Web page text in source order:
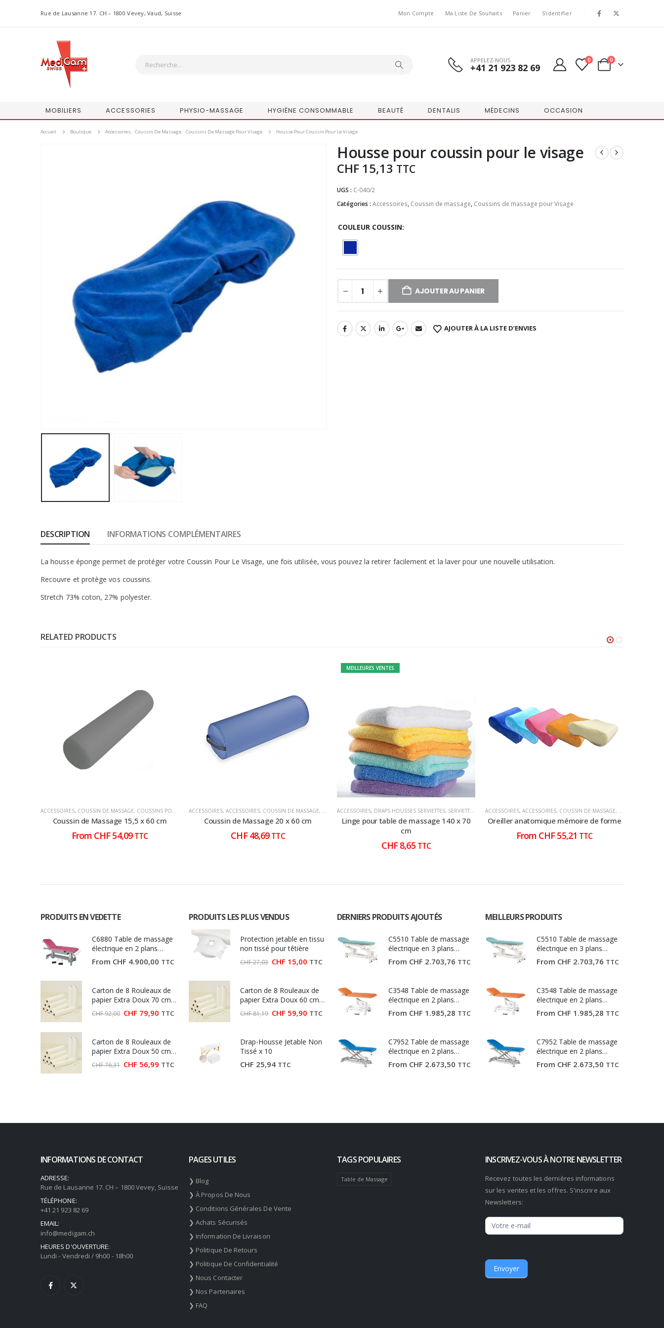
Rue de Lausanne 17. CH – 1800 Vevey, Vaud, Suisse Mon Compte Ma Liste De Souhaits Panier S'identifier
APPELEZ-NOUS
+41 21 923 82 69
0 0
MOBILIERS ACCESSORIES PHYSIO-MASSAGE HYGIÈNE CONSOMMABLE BEAUTÉ DENTALIS MÉDECINS OCCASION
Accueil Boutique Accessoires, Coussin De Massage, Coussins De Massage Pour Visage Housse Pour Coussin Pour Le Visage
Housse pour coussin pour le visage
CHF 15,13 TTC
UGS : C-040/2
Catégories : Accessoires, Coussin de massage, Coussins de massage pour Visage
COULEUR COUSSIN
AJOUTER AU PANIER
AJOUTER À LA LISTE D’ENVIES
DESCRIPTION INFORMATIONS COMPLÉMENTAIRES
La housse éponge permet de protéger votre Coussin Pour Le Visage, une fois utilisée, vous pouvez la retirer facilement et la laver pour une nouvelle utilisation.
Recouvre et protège vos coussins.
Stretch 73% coton, 27% polyester.
RELATED PRODUCTS
ACCESSOIRES, COUSSIN DE MASSAGE, COUSSINS POUR TABLE DE MASSAGE
Coussin de Massage 15,5 x 60 cm
From CHF54,09 TTC
ACCESSOIRES, ACCESSOIRES, COUSSIN DE MASSAGE, COUSSINS DE TABLE ,COUSSINS POUR TABLE DE MASSAGE,MÉDECINS
Coussin de Massage 20 x 60 cm
CHF48,69 TTC
MEILLEURES VENTES
ACCESSOIRES, DRAPS HOUSSES SERVIETTES, SERVIETTES ET LINGES
Linge pour table de massage 140 x 70
cm
CHF8,65 TTC
ACCESSOIRES, ACCESSOIRES, COUSSIN DE MASSAGE,
Oreiller anatomique mémoire de forme
From CHF55,21 TTC
PRODUITS EN VEDETTE
C6880 Table de massage
électrique en 2 plans
Ecopostural
From CHF 4.900,00 TTC
Carton de 8 Rouleaux de
papier Extra Doux 70 cm
(Largeur 70 cm)
CHF92,00 Le
CHF 92,00.
CHF 79,90Le
CHF 79,90.
TTC
Carton de 8 Rouleaux de
papier Extra Doux 50 cm
(Largeur 50 cm)
CHF76,31 Le
CHF 56,99Le
TTC
PRODUITS LES PLUS VENDUS
Protection jetable en tissu
non tissé pour têtière
CHF27,03 Le
CHF 27,03.
CHF 15,00Le
CHF 15,00.
TTC
Carton de 8 Rouleaux de
papier Extra Doux 60 cm
(Largeur 60 cm)
CHF81,19 Le
CHF 81,19.
CHF 59,90Le
CHF 59,90.
TTC
Drap-Housse Jetable Non
Tissé x 10
CHF 25,94 TTC
DERNIERS PRODUITS AJOUTÉS
C5510 Table de massage
électrique en 3 plans
Ecopostural
From CHF 2.703,76 TTC
C3548 Table de massage
électrique en 2 plans
Ecopostural
From CHF 1.985,28 TTC
C7952 Table de massage
électrique en 2 plans
Ecopostural
From CHF 2.673,50 TTC
MEILLEURS PRODUITS
C5510 Table de massage
électrique en 3 plans
Ecopostural
From CHF 2.703,76 TTC
C3548 Table de massage
électrique en 2 plans
Ecopostural
From CHF 1.985,28 TTC
C7952 Table de massage
électrique en 2 plans
Ecopostural
From CHF 2.673,50 TTC
INFORMATIONS DE CONTACT
ADRESSE:
Rue de Lausanne 17. CH – 1800 Vevey, Suisse
TÉLÉPHONE:
+41 21 923 82 69
EMAIL:
info@medigam.ch
HEURES D'OUVERTURE:
Lundi - Vendredi / 9h00 - 18h00
PAGES UTILES
❯ Blog
❯ À Propos De Nous
❯ Conditions Générales De Vente
❯ Achats Sécurisés
❯ Information De Livraison
❯ Politique De Retours
❯ Politique De Confidentialité
❯ Nous Contacter
❯ Nos Partenaires
❯ FAQ
TAGS POPULAIRES
Table de Massage
INSCRIVEZ-VOUS À NOTRE NEWSLETTER
Recevez toutes les dernières informations
sur les ventes et les offres. S'inscrire aux
Newsletters:
Newsletter
Envoyer